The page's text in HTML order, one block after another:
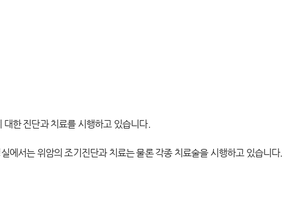
한 진단과 치료를 시행하고 있습니다.
에서는 위암의 조기진단과 치료는 물론 각종 치료술을 시행하고 있습니다.